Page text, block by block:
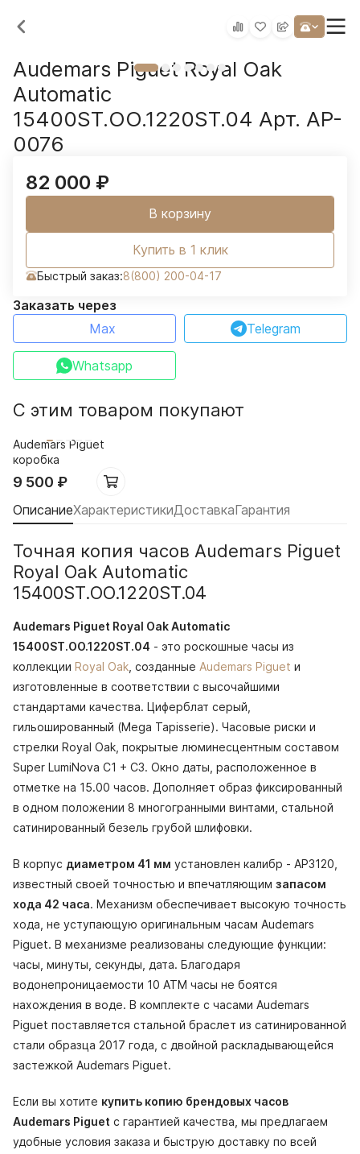
Audemars Piguet Royal Oak
Automatic
15400ST.OO.1220ST.04 Арт. AP-
0076
82 000 ₽
В корзину
Купить в 1 клик
Быстрый заказ:8(800) 200-04-17
Заказать через
Max
Telegram
Whatsapp
С этим товаром покупают
Audemars Piguet
коробка
9 500 ₽
ОписаниеХарактеристикиДоставкаГарантия
Точная копия часов Audemars Piguet
Royal Oak Automatic
15400ST.OO.1220ST.04
Audemars Piguet Royal Oak Automatic
15400ST.OO.1220ST.04 - это роскошные часы из
коллекции Royal Oak , созданные Audemars Piguet и
изготовленные в соответствии с высочайшими
стандартами качества. Циферблат серый,
гильошированный (Mega Tapisserie). Часовые риски и
стрелки Royal Oak, покрытые люминесцентным составом
Super LumiNova С1 + С3. Окно даты, расположенное в
отметке на 15.00 часов. Дополняет образ фиксированный
в одном положении 8 многогранными винтами, стальной
сатинированный безель грубой шлифовки.
В корпус диаметром 41 мм установлен калибр - AP3120,
известный своей точностью и впечатляющим запасом
хода 42 часа. Механизм обеспечивает высокую точность
хода, не уступающую оригинальным часам Audemars
Piguet. В механизме реализованы следующие функции:
часы, минуты, секунды, дата. Благодаря
водонепроницаемости 10 АТМ часы не боятся
нахождения в воде. В комплекте с часами Audemars
Piguet поставляется стальной браслет из сатинированной
стали образца 2017 года, с двойной раскладывающейся
застежкой Audemars Piguet.
Если вы хотите купить копию брендовых часов
Audemars Piguet с гарантией качества, мы предлагаем
удобные условия заказа и быструю доставку по всей